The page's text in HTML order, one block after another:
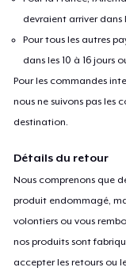
devraient arriver dans
Pour tous les autres
dans les 10 à 16 jours
Pour les commandes
nous ne suivons pas les
destination.
Détails du retour
Nous comprenons que
produit endommagé,
volontiers ou vous
nos produits sont
accepter les retours ou